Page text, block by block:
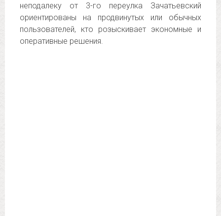
неподалеку от 3-го переулка Зачатьевский
ориентированы на продвинутых или обычных
пользователей, кто розыскивает экономные и
оперативные решения.